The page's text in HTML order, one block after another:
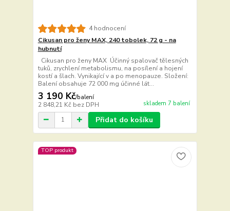
4 hodnocení
Cikusan pro ženy MAX, 240 tobolek, 72 g - na
hubnutí
Cikusan pro ženy MAX Účinný spalovač tělesných
tuků, zrychlení metabolismu, na posílení a hojení
kostí a šlach. Vynikající v a po menopauze. Složení:
Balení obsahuje 72 000 mg účinné lát...
3 190 Kč/balení
2 848,21 Kč bez DPH skladem 7 balení
Přidat do košíku
TOP produkt